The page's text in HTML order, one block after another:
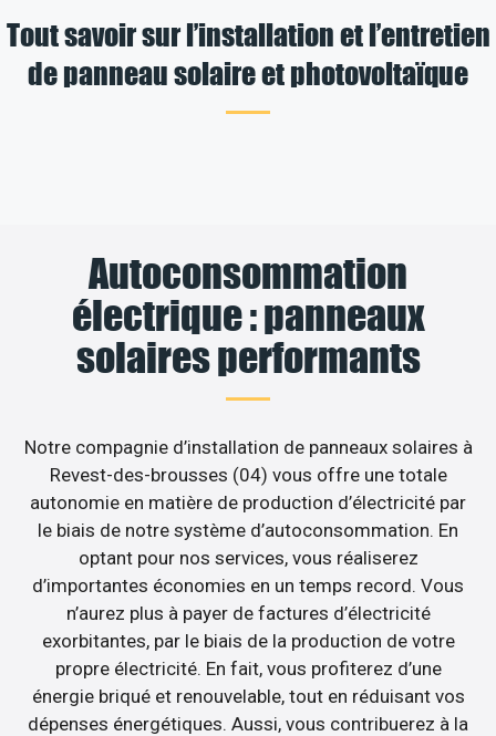
Tout savoir sur l’installation et l’entretien
de panneau solaire et photovoltaïque
Autoconsommation
électrique : panneaux
solaires performants
Notre compagnie d’installation de panneaux solaires à
Revest-des-brousses (04) vous offre une totale
autonomie en matière de production d’électricité par
le biais de notre système d’autoconsommation. En
optant pour nos services, vous réaliserez
d’importantes économies en un temps record. Vous
n’aurez plus à payer de factures d’électricité
exorbitantes, par le biais de la production de votre
propre électricité. En fait, vous profiterez d’une
énergie briqué et renouvelable, tout en réduisant vos
dépenses énergétiques. Aussi, vous contribuerez à la